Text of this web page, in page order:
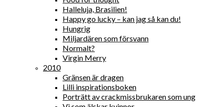
Halleluja, Brasilien!
Happy go lucky – kan jag så kan du!
Hungrig
Miljardären som försvann
Normalt?
Virgin Merry
2010
Gränsen är dragen
Lilli inspirationsboken
Porträtt av crackmissbrukaren som ung